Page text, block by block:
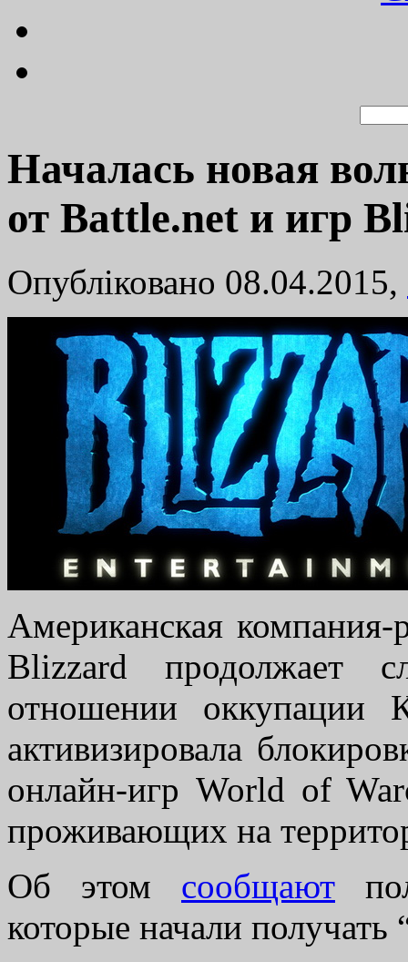
Началась новая
от Battle.net и игр
Опубліковано 08.04.2015,
Американская
Blizzard продолжает
отношении оккупации
активизировала
онлайн-игр World of
проживающих на
Об этом сообщают
которые начали получать